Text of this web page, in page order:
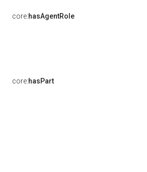
core:hasAgentRole
core:hasPart